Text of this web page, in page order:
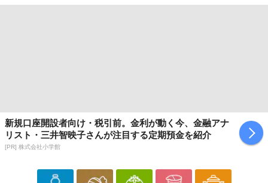
新規口座開設者向け・税引前。金利が動く今、金融アナ
リスト・三井智映子さんが注目する定期預金を紹介
[PR] 株式会社小学館